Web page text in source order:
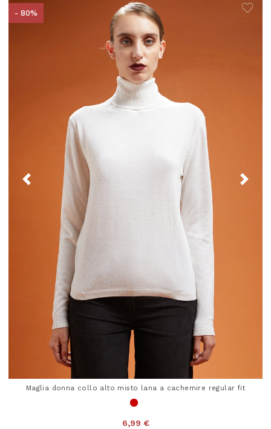
- 80%
Maglia donna collo alto misto lana a cachemire regular fit
6,99 €